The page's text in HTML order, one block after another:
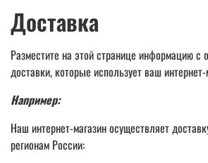
Доставка
Разместите на этой странице информацию с
доставки, которые использует ваш интернет-
Например:
Наш интернет-магазин осуществляет
регионам России: